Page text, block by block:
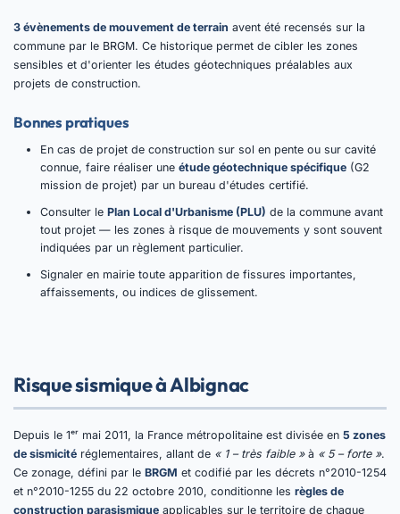
3 évènements de mouvement de terrain avent été recensés sur la
commune par le BRGM. Ce historique permet de cibler les zones
sensibles et d'orienter les études géotechniques préalables aux
projets de construction.
Bonnes pratiques
En cas de projet de construction sur sol en pente ou sur cavité
connue, faire réaliser une étude géotechnique spécifique (G2
mission de projet) par un bureau d'études certifié.
Consulter le Plan Local d'Urbanisme (PLU) de la commune avant
tout projet — les zones à risque de mouvements y sont souvent
indiquées par un règlement particulier.
Signaler en mairie toute apparition de fissures importantes,
affaissements, ou indices de glissement.
Risque sismique à Albignac
Depuis le 1ᵉʳ mai 2011, la France métropolitaine est divisée en 5 zones
de sismicité réglementaires, allant de « 1 – très faible »à « 5 – forte ».
Ce zonage, défini par le BRGM et codifié par les décrets n°2010-1254
et n°2010-1255 du 22 octobre 2010, conditionne les règles de
construction parasismique applicables sur le territoire de chaque